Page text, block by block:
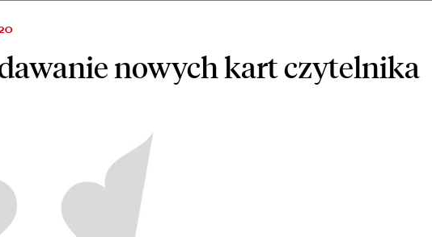
nowych kart czytelnika